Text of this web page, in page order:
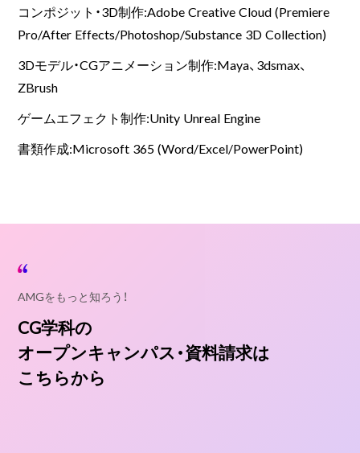
コンポジット・3D制作:Adobe Creative Cloud (Premiere
Pro/After Effects/Photoshop/Substance 3D Collection)
3Dモデル・CGアニメーション制作:Maya、3dsmax、
ZBrush
ゲームエフェクト制作:Unity Unreal Engine
書類作成:Microsoft 365 (Word/Excel/PowerPoint)
AMGをもっと知ろう！
CG学科の
オープンキャンパス・資料請求は
こちらから